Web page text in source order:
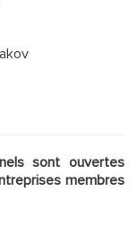
sont ouvertes
membres